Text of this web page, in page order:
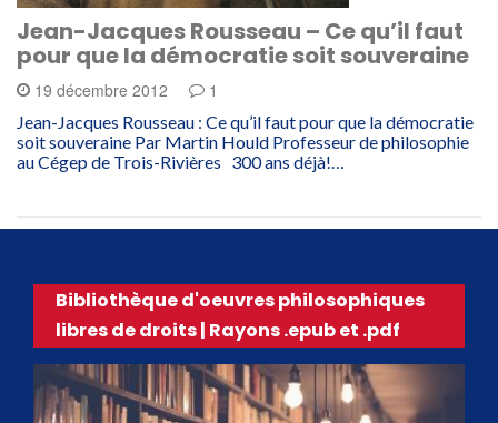
Jean-Jacques Rousseau – Ce qu’il faut
pour que la démocratie soit souveraine
19 décembre 2012 1
Jean-Jacques Rousseau : Ce qu’il faut pour que la démocratie
soit souveraine Par Martin Hould Professeur de philosophie
au Cégep de Trois-Rivières 300 ans déjà!…
Bibliothèque d'oeuvres philosophiques
libres de droits | Rayons .epub et .pdf